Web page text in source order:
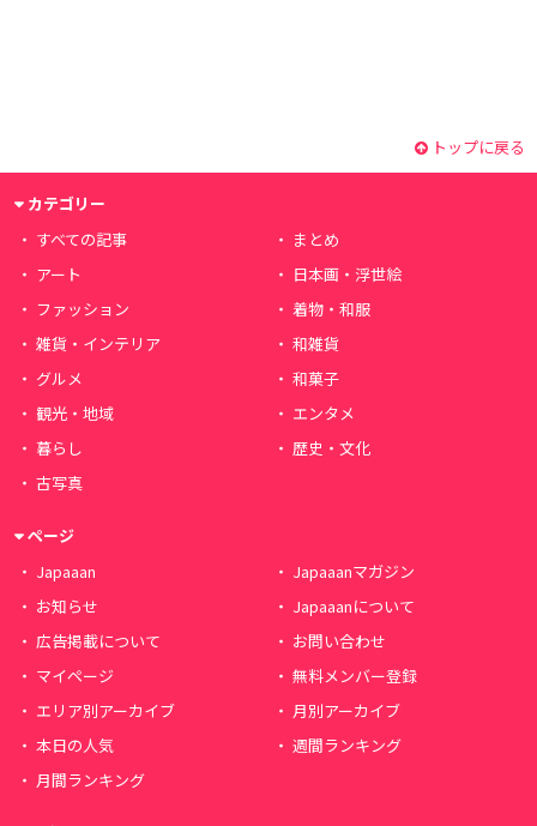
トップに戻る
カテゴリー
すべての記事
まとめ
アート
日本画・浮世絵
ファッション
着物・和服
雑貨・インテリア
和雑貨
グルメ
和菓子
観光・地域
エンタメ
暮らし
歴史・文化
古写真
ページ
Japaaan
Japaaanマガジン
お知らせ
Japaaanについて
広告掲載について
お問い合わせ
マイページ
無料メンバー登録
エリア別アーカイブ
月別アーカイブ
本日の人気
週間ランキング
月間ランキング